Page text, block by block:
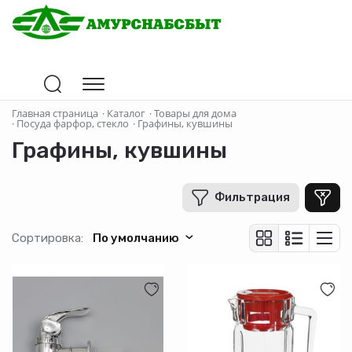
Главная страница · Каталог ·Товары для дома
· Посуда фарфор, стекло · Графины, кувшины
Графины, кувшины
Фильтрация
-
В рублях
Страна-производитель
Сортировка: По умолчанию